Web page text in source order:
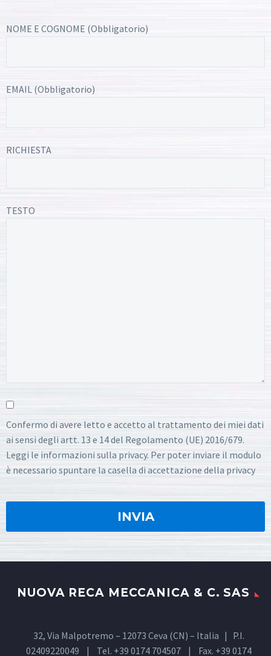
NOME E COGNOME (Obbligatorio)
EMAIL (Obbligatorio)
RICHIESTA
TESTO
Confermo di avere letto e accetto al trattamento dei miei dati
ai sensi degli artt. 13 e 14 del Regolamento (UE) 2016/679.
Leggi le informazioni sulla privacy. Per poter inviare il modulo
è necessario spuntare la casella di accettazione della privacy
NUOVA RECA MECCANICA & C. SAS
32, Via Malpotremo – 12073 Ceva (CN) – Italia | P.I.
02409220049 | Tel. +39 0174 704507 | Fax. +39 0174